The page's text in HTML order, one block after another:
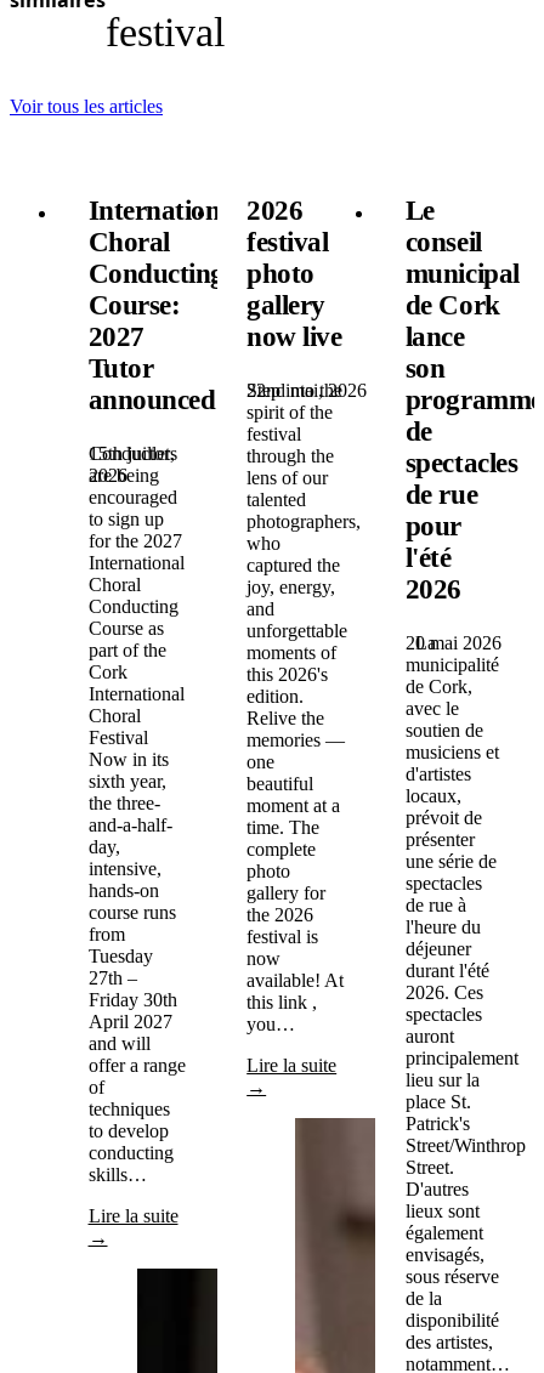
festival
Voir tous les articles
International
Choral
Conducting
Course:
2027
Tutor
announced!
15th juillet,
2026
Conductors
are being
encouraged
to sign up
for the 2027
International
Choral
Conducting
Course as
part of the
Cork
International
Choral
Festival
Now in its
sixth year,
the three-
and-a-half-
day,
intensive,
hands-on
course runs
from
Tuesday
27th –
Friday 30th
April 2027
and will
offer a range
of
techniques
to develop
conducting
skills…
Lire la suite
→
2026
festival
photo
gallery
now live
22nd mai, 2026
Step into the
spirit of the
festival
through the
lens of our
talented
photographers,
who
captured the
joy, energy,
and
unforgettable
moments of
this 2026's
edition.
Relive the
memories —
one
beautiful
moment at a
time. The
complete
photo
gallery for
the 2026
festival is
now
available! At
this link ,
you…
Lire la suite
→
Le
conseil
municipal
de Cork
lance
son
programme
de
spectacles
de rue
pour
l'été
2026
20 mai 2026
La
municipalité
de Cork,
avec le
soutien de
musiciens et
d'artistes
locaux,
prévoit de
présenter
une série de
spectacles
de rue à
l'heure du
déjeuner
durant l'été
2026. Ces
spectacles
auront
principalement
lieu sur la
place St.
Patrick's
Street/Winthrop
Street.
D'autres
lieux sont
également
envisagés,
sous réserve
de la
disponibilité
des artistes,
notamment…